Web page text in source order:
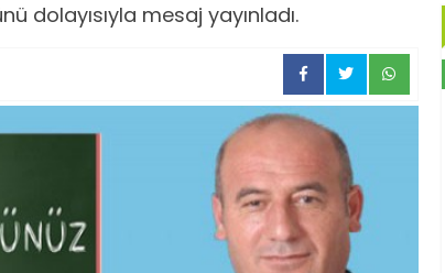
dolayısıyla mesaj yayınladı.